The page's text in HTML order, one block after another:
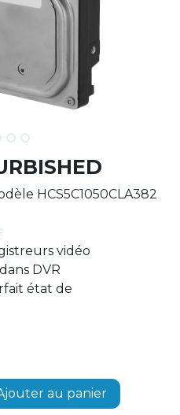
HCS5C1050CLA382
vidéo
DVR
état de
au panier